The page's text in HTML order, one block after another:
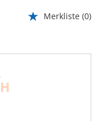
Merkliste (0)